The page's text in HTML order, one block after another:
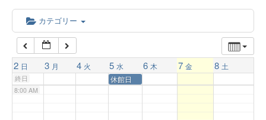
カテゴリー
2 日 3 月 4 火 5 水 6 木 7 金 8 土
終日 休館日
6:00 AM
7:00 AM
8:00 AM